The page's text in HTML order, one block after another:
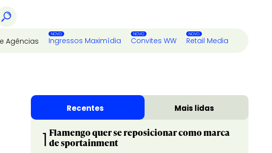
Agências Ingressos Maximídia Convites WW Retail Media
Recentes Mais lidas
1 Flamengo quer se reposicionar como marca
de sportainment